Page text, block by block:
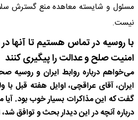
مسئول و شایسته معاهده منع گسترش
نیست.
با روسیه در تماس هستیم تا آنها
امنیت صلح و عدالت را پیگیری کنند
می‌خواهم درباره روابط ایران و روسیه
ایران، آقای عراقچی، اوایل هفته قبل با
گفت که این مذاکرات بسیار خوب بود. آیا
درباره آنچه در این دیدار بحث و توافق شد،